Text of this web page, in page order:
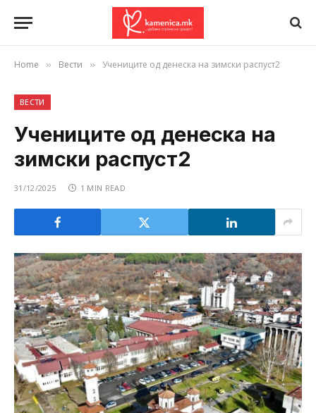
Home » Вести » Учениците од денеска на зимски распуст2
ВЕСТИ
Учениците од денеска на
зимски распуст2
31/12/2025 1 MIN READ